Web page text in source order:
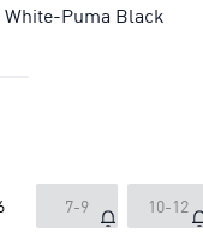
White-Puma Black
7-9 10-12